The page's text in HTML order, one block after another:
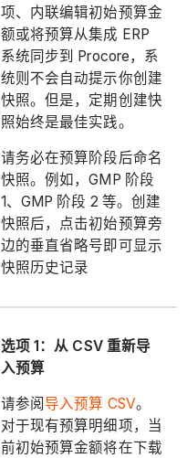
项、内联编辑初始预算金
额或将预算从集成 ERP
系统同步到 Procore，系
统则不会自动提示你创建
快照。但是，定期创建快
照始终是最佳实践。
请务必在预算阶段后命名
快照。例如，GMP 阶段
1、GMP 阶段 2 等。创建
快照后，点击初始预算旁
边的垂直省略号即可显示
快照历史记录
选项 1：从 CSV 重新导
入预算
请参阅 导入预算 CSV。
对于现有预算明细项，当
前初始预算金额将在下载